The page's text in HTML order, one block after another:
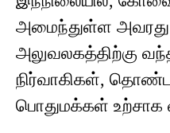
அமைந்துள்ள
அலுவலகத்திற்கு
நிர்வாகிகள்,
பொதுமக்கள் உற்சாக